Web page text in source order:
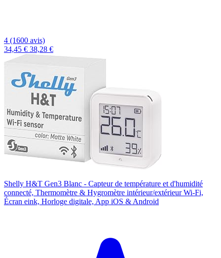
4 (1600 avis)
34,45 € 38,28 €
Shelly H&T Gen3 Blanc - Capteur de température et d'humidité
connecté, Thermomètre & Hygromètre intérieur/extérieur Wi-Fi,
Écran eink, Horloge digitale, App iOS & Android